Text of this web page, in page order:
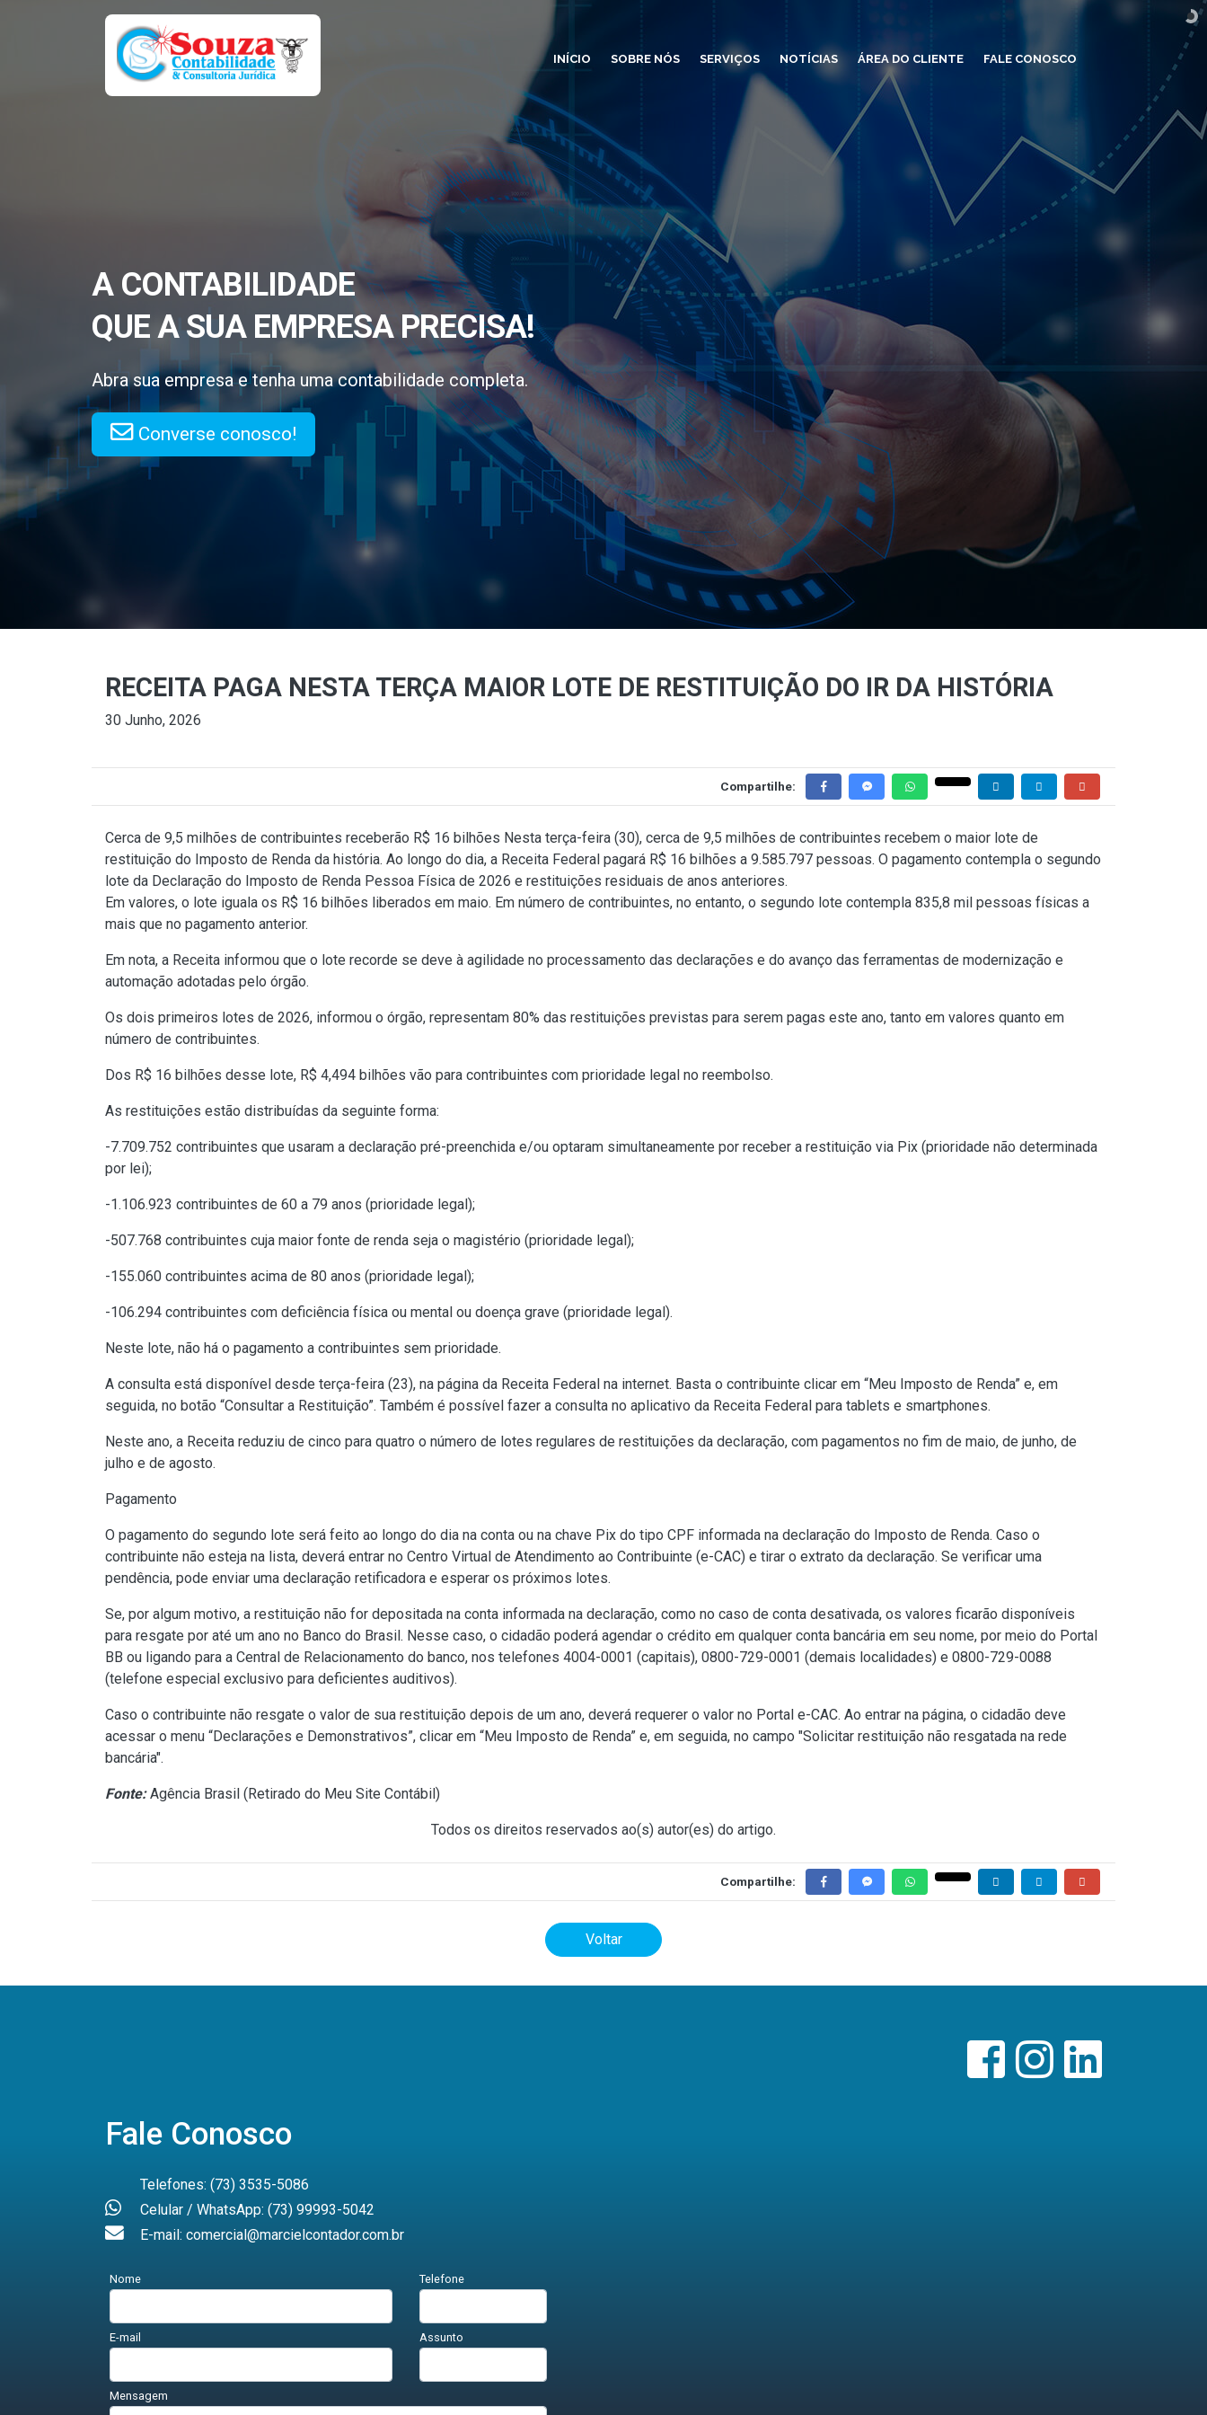
INÍCIO SOBRE NÓS SERVIÇOS NOTÍCIAS ÁREA DO CLIENTE FALE CONOSCO
A CONTABILIDADE
QUE A SUA EMPRESA PRECISA!
Abra sua empresa e tenha uma contabilidade completa.
Converse conosco!
RECEITA PAGA NESTA TERÇA MAIOR LOTE DE RESTITUIÇÃO DO IR DA HISTÓRIA
30 Junho, 2026
Compartilhe:
Cerca de 9,5 milhões de contribuintes receberão R$ 16 bilhões Nesta terça-feira (30), cerca de 9,5 milhões de contribuintes recebem o maior lote de
restituição do Imposto de Renda da história. Ao longo do dia, a Receita Federal pagará R$ 16 bilhões a 9.585.797 pessoas. O pagamento contempla o segundo
lote da Declaração do Imposto de Renda Pessoa Física de 2026 e restituições residuais de anos anteriores.
Em valores, o lote iguala os R$ 16 bilhões liberados em maio. Em número de contribuintes, no entanto, o segundo lote contempla 835,8 mil pessoas físicas a
mais que no pagamento anterior.
Em nota, a Receita informou que o lote recorde se deve à agilidade no processamento das declarações e do avanço das ferramentas de modernização e
automação adotadas pelo órgão.
Os dois primeiros lotes de 2026, informou o órgão, representam 80% das restituições previstas para serem pagas este ano, tanto em valores quanto em
número de contribuintes.
Dos R$ 16 bilhões desse lote, R$ 4,494 bilhões vão para contribuintes com prioridade legal no reembolso.
As restituições estão distribuídas da seguinte forma:
-7.709.752 contribuintes que usaram a declaração pré-preenchida e/ou optaram simultaneamente por receber a restituição via Pix (prioridade não determinada
por lei);
-1.106.923 contribuintes de 60 a 79 anos (prioridade legal);
-507.768 contribuintes cuja maior fonte de renda seja o magistério (prioridade legal);
-155.060 contribuintes acima de 80 anos (prioridade legal);
-106.294 contribuintes com deficiência física ou mental ou doença grave (prioridade legal).
Neste lote, não há o pagamento a contribuintes sem prioridade.
A consulta está disponível desde terça-feira (23), na página da Receita Federal na internet. Basta o contribuinte clicar em “Meu Imposto de Renda” e, em
seguida, no botão “Consultar a Restituição”. Também é possível fazer a consulta no aplicativo da Receita Federal para tablets e smartphones.
Neste ano, a Receita reduziu de cinco para quatro o número de lotes regulares de restituições da declaração, com pagamentos no fim de maio, de junho, de
julho e de agosto.
Pagamento
O pagamento do segundo lote será feito ao longo do dia na conta ou na chave Pix do tipo CPF informada na declaração do Imposto de Renda. Caso o
contribuinte não esteja na lista, deverá entrar no Centro Virtual de Atendimento ao Contribuinte (e-CAC) e tirar o extrato da declaração. Se verificar uma
pendência, pode enviar uma declaração retificadora e esperar os próximos lotes.
Se, por algum motivo, a restituição não for depositada na conta informada na declaração, como no caso de conta desativada, os valores ficarão disponíveis
para resgate por até um ano no Banco do Brasil. Nesse caso, o cidadão poderá agendar o crédito em qualquer conta bancária em seu nome, por meio do Portal
BB ou ligando para a Central de Relacionamento do banco, nos telefones 4004-0001 (capitais), 0800-729-0001 (demais localidades) e 0800-729-0088
(telefone especial exclusivo para deficientes auditivos).
Caso o contribuinte não resgate o valor de sua restituição depois de um ano, deverá requerer o valor no Portal e-CAC. Ao entrar na página, o cidadão deve
acessar o menu “Declarações e Demonstrativos”, clicar em “Meu Imposto de Renda” e, em seguida, no campo "Solicitar restituição não resgatada na rede
bancária".
Fonte:Agência Brasil (Retirado do Meu Site Contábil)
Todos os direitos reservados ao(s) autor(es) do artigo.
Compartilhe:
Voltar
Fale Conosco
Telefones: (73) 3535-5086
Celular / WhatsApp: (73) 99993-5042
E-mail: comercial@marcielcontador.com.br
Nome Telefone
E-mail Assunto
Mensagem